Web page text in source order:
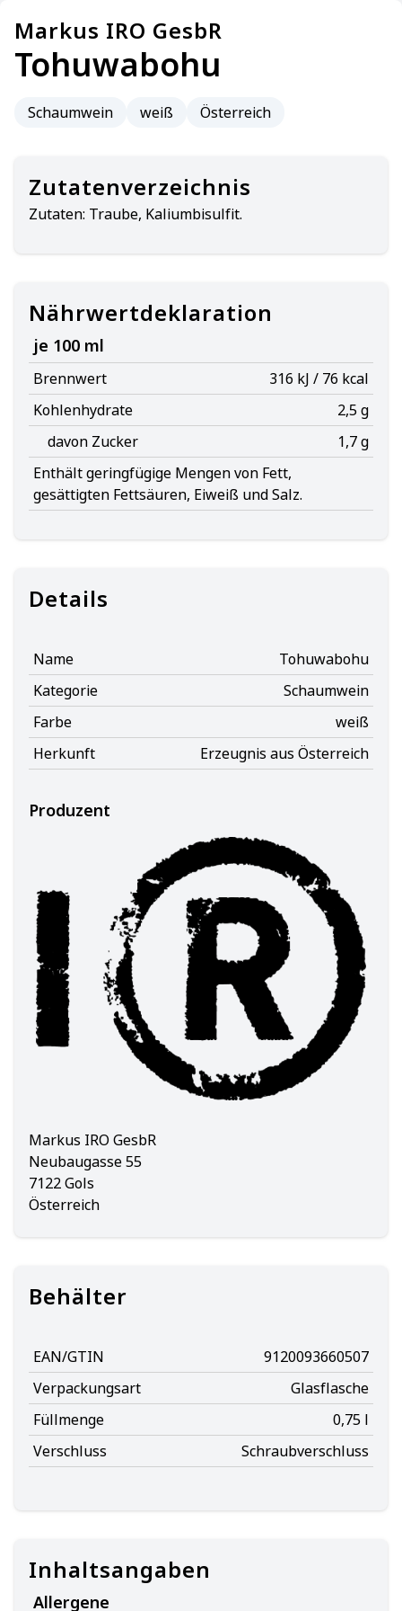
Markus IRO GesbR
Tohuwabohu
Schaumwein weiß Österreich
Zutatenverzeichnis
Zutaten: Traube, Kaliumbisulfit.
Nährwertdeklaration
je 100 ml
Brennwert
316 kJ / 76 kcal
Kohlenhydrate
2,5 g
davon Zucker
1,7 g
Enthält geringfügige Mengen von Fett,
gesättigten Fettsäuren, Eiweiß und Salz.
Details
Name
Tohuwabohu
Kategorie
Schaumwein
Farbe
weiß
Herkunft
Erzeugnis aus Österreich
Produzent
Markus IRO GesbR
Neubaugasse 55
7122 Gols
Österreich
Behälter
EAN/GTIN
9120093660507
Verpackungsart
Glasflasche
Füllmenge
0,75 l
Verschluss
Schraubverschluss
Inhaltsangaben
Allergene